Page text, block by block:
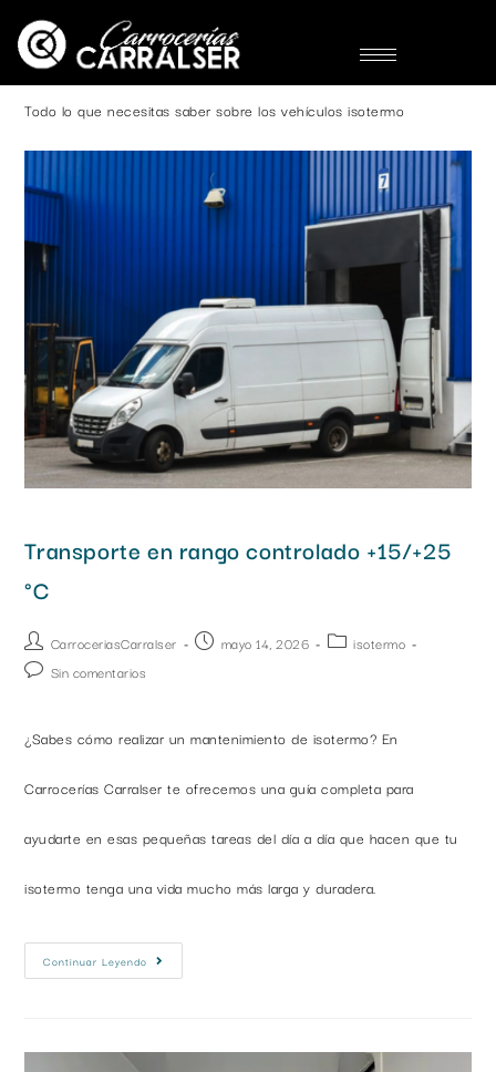
Todo lo que necesitas saber sobre los vehículos isotermo
Transporte en rango controlado +15/+25
°C
CarroceriasCarralser mayo 14, 2026
isotermo
Sin comentarios
¿Sabes cómo realizar un mantenimiento de isotermo? En
Carrocerías Carralser te ofrecemos una guía completa para
ayudarte en esas pequeñas tareas del día a día que hacen que tu
isotermo tenga una vida mucho más larga y duradera.
Continuar Leyendo